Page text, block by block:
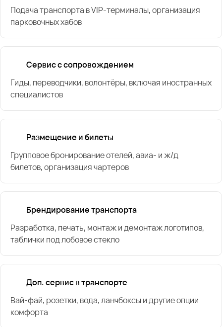
Подача транспорта в VIP-терминалы, организация
парковочных хабов
Сервис с сопровождением
Гиды, переводчики, волонтёры, включая иностранных
специалистов
Размещение и билеты
Групповое бронирование отелей, авиа- и ж/д
билетов, организация чартеров
Брендирование транспорта
Разработка, печать, монтаж и демонтаж логотипов,
таблички под лобовое стекло
Доп. сервис в транспорте
Вай-фай, розетки, вода, ланчбоксы и другие опции
комфорта